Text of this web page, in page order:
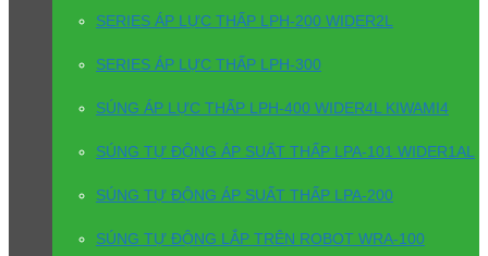
SERIES ÁP LỰC THẤP LPH-200 WIDER2L
SERIES ÁP LỰC THẤP LPH-300
SÚNG ÁP LỰC THẤP LPH-400 WIDER4L KIWAMI4
SÚNG TỰ ĐỘNG ÁP SUẤT THẤP LPA-101 WIDER1AL
SÚNG TỰ ĐỘNG ÁP SUẤT THẤP LPA-200
SÚNG TỰ ĐỘNG LẮP TRÊN ROBOT WRA-100